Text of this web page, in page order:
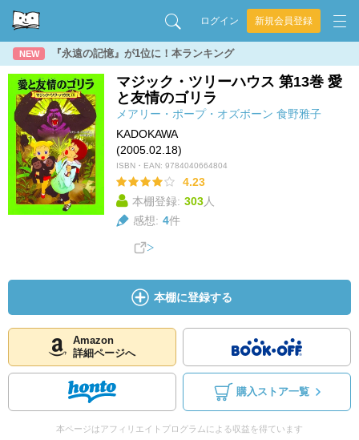
ログイン 新規会員登録
NEW 『永遠の記憶』が1位に！本ランキング
マジック・ツリーハウス 第13巻 愛
と友情のゴリラ
メアリー・ポープ・オズボーン 食野雅子
KADOKAWA
(2005.02.18)
ISBN・EAN: 9784040664804
4.23
本棚登録: 303人
感想: 4件
本棚に登録する
Amazon
詳細ページへ
購入ストア一覧
本ページはアフィリエイトプログラムによる収益を得ています